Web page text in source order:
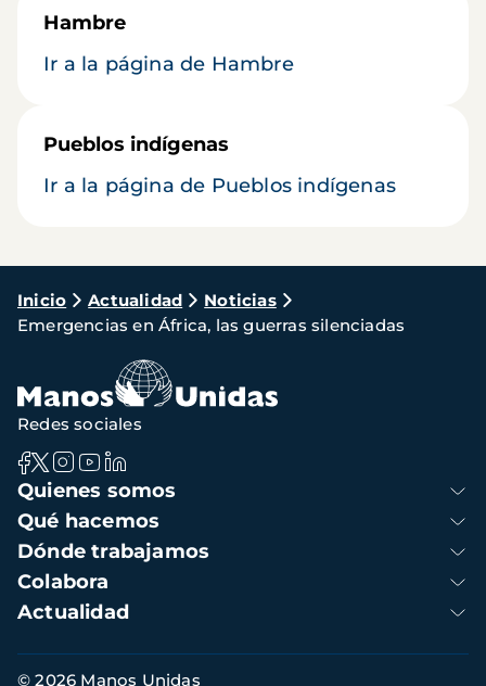
Hambre
Ir a la página de Hambre
Pueblos indígenas
Ir a la página de Pueblos indígenas
Ruta
de
navegación
Inicio Actualidad
Noticias
Emergencias en África, las guerras silenciadas
Navegación
principal
Quienes somos
Qué hacemos
Dónde trabajamos
Colabora
Actualidad
Redes sociales
Información
© 2026 Manos Unidas